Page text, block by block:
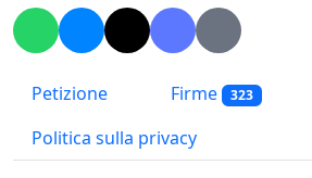
Petizione Firme 323
Politica sulla privacy